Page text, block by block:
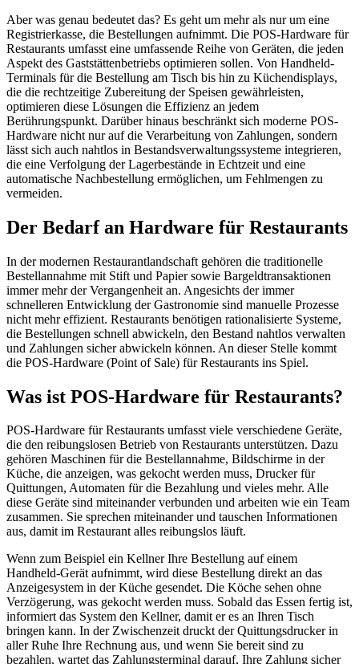
Aber was genau bedeutet das? Es geht um mehr als nur um eine
Registrierkasse, die Bestellungen aufnimmt. Die POS-Hardware für
Restaurants umfasst eine umfassende Reihe von Geräten, die jeden
Aspekt des Gaststättenbetriebs optimieren sollen. Von Handheld-
Terminals für die Bestellung am Tisch bis hin zu Küchendisplays,
die die rechtzeitige Zubereitung der Speisen gewährleisten,
optimieren diese Lösungen die Effizienz an jedem
Berührungspunkt. Darüber hinaus beschränkt sich moderne POS-
Hardware nicht nur auf die Verarbeitung von Zahlungen, sondern
lässt sich auch nahtlos in Bestandsverwaltungssysteme integrieren,
die eine Verfolgung der Lagerbestände in Echtzeit und eine
automatische Nachbestellung ermöglichen, um Fehlmengen zu
vermeiden.
Der Bedarf an Hardware für Restaurants
In der modernen Restaurantlandschaft gehören die traditionelle
Bestellannahme mit Stift und Papier sowie Bargeldtransaktionen
immer mehr der Vergangenheit an. Angesichts der immer
schnelleren Entwicklung der Gastronomie sind manuelle Prozesse
nicht mehr effizient. Restaurants benötigen rationalisierte Systeme,
die Bestellungen schnell abwickeln, den Bestand nahtlos verwalten
und Zahlungen sicher abwickeln können. An dieser Stelle kommt
die POS-Hardware (Point of Sale) für Restaurants ins Spiel.
Was ist POS-Hardware für Restaurants?
POS-Hardware für Restaurants umfasst viele verschiedene Geräte,
die den reibungslosen Betrieb von Restaurants unterstützen. Dazu
gehören Maschinen für die Bestellannahme, Bildschirme in der
Küche, die anzeigen, was gekocht werden muss, Drucker für
Quittungen, Automaten für die Bezahlung und vieles mehr. Alle
diese Geräte sind miteinander verbunden und arbeiten wie ein Team
zusammen. Sie sprechen miteinander und tauschen Informationen
aus, damit im Restaurant alles reibungslos läuft.
Wenn zum Beispiel ein Kellner Ihre Bestellung auf einem
Handheld-Gerät aufnimmt, wird diese Bestellung direkt an das
Anzeigesystem in der Küche gesendet. Die Köche sehen ohne
Verzögerung, was gekocht werden muss. Sobald das Essen fertig ist,
informiert das System den Kellner, damit er es an Ihren Tisch
bringen kann. In der Zwischenzeit druckt der Quittungsdrucker in
aller Ruhe Ihre Rechnung aus, und wenn Sie bereit sind zu
bezahlen, wartet das Zahlungsterminal darauf, Ihre Zahlung sicher